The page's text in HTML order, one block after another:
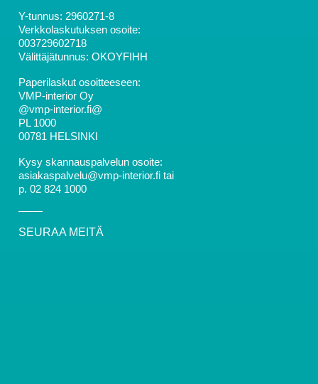
Y-tunnus: 2960271-8
Verkkolaskutuksen osoite:
003729602718
Välittäjätunnus: OKOYFIHH
Paperilaskut osoitteeseen:
VMP-interior Oy
@vmp-interior.fi@
PL 1000
00781 HELSINKI
Kysy skannauspalvelun osoite:
asiakaspalvelu@vmp-interior.fi tai
p. 02 824 1000
SEURAA MEITÄ